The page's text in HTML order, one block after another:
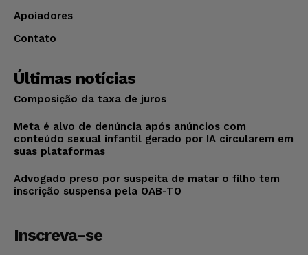
Apoiadores
Contato
Últimas notícias
Composição da taxa de juros
Meta é alvo de denúncia após anúncios com
conteúdo sexual infantil gerado por IA circularem em
suas plataformas
Advogado preso por suspeita de matar o filho tem
inscrição suspensa pela OAB-TO
Inscreva-se